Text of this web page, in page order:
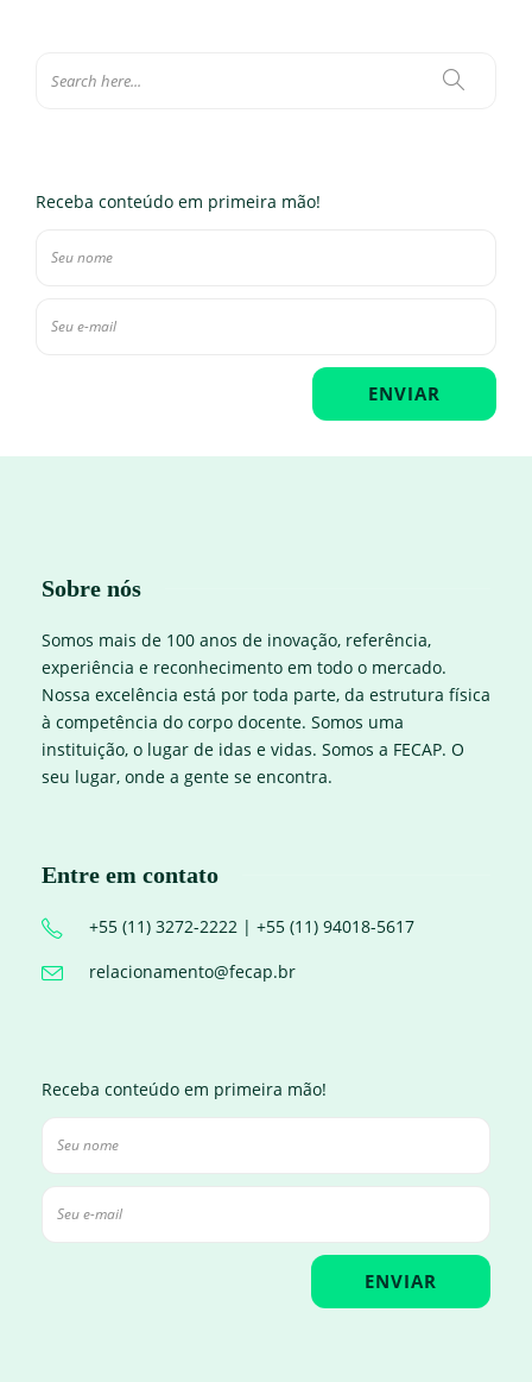
Receba conteúdo em primeira mão!
Sobre nós
Somos mais de 100 anos de inovação, referência,
experiência e reconhecimento em todo o mercado.
Nossa excelência está por toda parte, da estrutura física
à competência do corpo docente. Somos uma
instituição, o lugar de idas e vidas. Somos a FECAP. O
seu lugar, onde a gente se encontra.
Entre em contato
+55 (11) 3272-2222 | +55 (11) 94018-5617
relacionamento@fecap.br
Receba conteúdo em primeira mão!